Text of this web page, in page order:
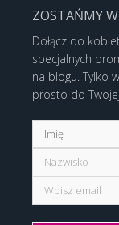
ZOSTAŃMY
Dołącz do
specjalnych
na blogu. Tylko
prosto do